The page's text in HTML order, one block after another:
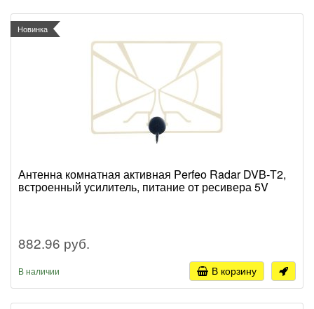
Новинка
Антенна комнатная активная Perfeo Radar DVB-Т2,
встроенный усилитель, питание от ресивера 5V
882.96 руб.
В наличии В корзину